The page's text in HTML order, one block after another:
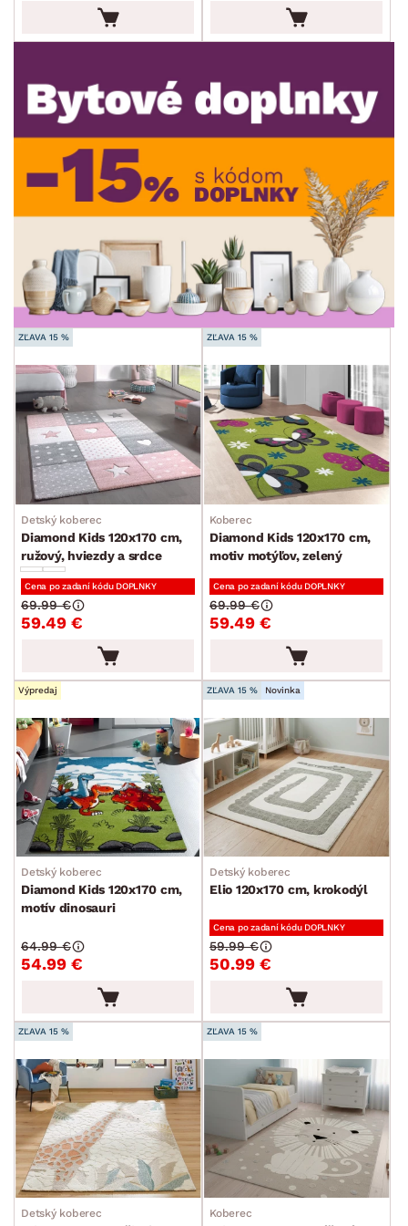
ROZMERY
max.
min. cm cm
min. cm max. cm
MIESTNOSŤ
SKLADOVOSŤ
ZĽAVA 15 %
Detský koberec
Diamond Kids 120x170 cm,
ružový, hviezdy a srdce
Cena po zadaní kódu DOPLNKY
59.49 €
69.99 €
ZĽAVA 15 %
Koberec
Diamond Kids 120x170 cm,
motiv motýľov, zelený
Cena po zadaní kódu DOPLNKY
59.49 €
69.99 €
Výpredaj
Detský koberec
Diamond Kids 120x170 cm,
motív dinosauri
54.99 €
64.99 €
ZĽAVA 15 % Novinka
Detský koberec
Elio 120x170 cm, krokodýl
Cena po zadaní kódu DOPLNKY
50.99 €
59.99 €
ZĽAVA 15 %
Detský koberec
ZĽAVA 15 %
Koberec